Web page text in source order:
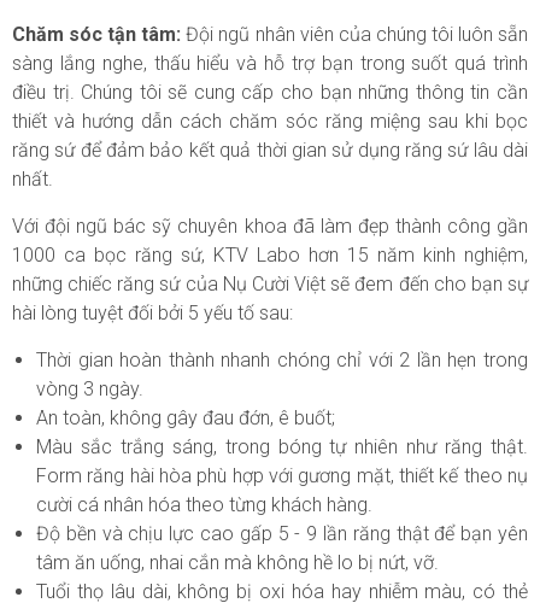
Chăm sóc tận tâm: Đội ngũ nhân viên của chúng tôi luôn sẵn
sàng lắng nghe, thấu hiểu và hỗ trợ bạn trong suốt quá trình
điều trị. Chúng tôi sẽ cung cấp cho bạn những thông tin cần
thiết và hướng dẫn cách chăm sóc răng miệng sau khi bọc
răng sứ để đảm bảo kết quả thời gian sử dụng răng sứ lâu dài
nhất.
Với đội ngũ bác sỹ chuyên khoa đã làm đẹp thành công gần
1000 ca bọc răng sứ, KTV Labo hơn 15 năm kinh nghiệm,
những chiếc răng sứ của Nụ Cười Việt sẽ đem đến cho bạn sự
hài lòng tuyệt đối bởi 5 yếu tố sau:
Thời gian hoàn thành nhanh chóng chỉ với 2 lần hẹn trong
vòng 3 ngày.
An toàn, không gây đau đớn, ê buốt;
Màu sắc trắng sáng, trong bóng tự nhiên như răng thật.
Form răng hài hòa phù hợp với gương mặt, thiết kế theo nụ
cười cá nhân hóa theo từng khách hàng.
Độ bền và chịu lực cao gấp 5 - 9 lần răng thật để bạn yên
tâm ăn uống, nhai cắn mà không hề lo bị nứt, vỡ.
Tuổi thọ lâu dài, không bị oxi hóa hay nhiễm màu, có thẻ